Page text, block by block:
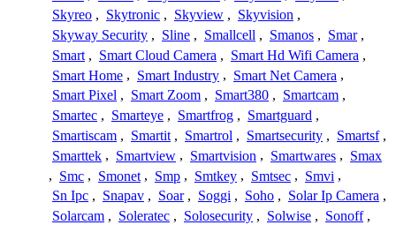
Skyreo , Skytronic , Skyview , Skyvision ,
Skyway Security , Sline , Smallcell , Smanos , Smar ,
Smart , Smart Cloud Camera , Smart Hd Wifi Camera ,
Smart Home , Smart Industry , Smart Net Camera ,
Smart Pixel , Smart Zoom , Smart380 , Smartcam ,
Smartec , Smarteye , Smartfrog , Smartguard ,
Smartiscam , Smartit , Smartrol , Smartsecurity , Smartsf ,
Smarttek , Smartview , Smartvision , Smartwares , Smax
, Smc , Smonet , Smp , Smtkey , Smtsec , Smvi ,
Sn Ipc , Snapav , Soar , Soggi , Soho , Solar Ip Camera ,
Solarcam , Soleratec , Solosecurity , Solwise , Sonoff ,